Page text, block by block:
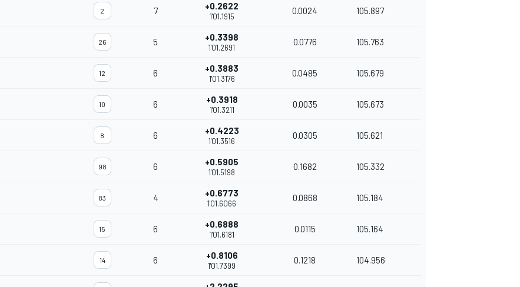
2 7 +0.2622
1'01.1915
0.0024 105.897
26 5 +0.3398
1'01.2691
0.0776 105.763
12 6 +0.3883
1'01.3176
0.0485 105.679
10 6 +0.3918
1'01.3211
0.0035 105.673
8 6 +0.4223
1'01.3516
0.0305 105.621
98 6 +0.5905
1'01.5198
0.1682 105.332
83 4 +0.6773
1'01.6066
0.0868 105.184
15 6 +0.6888
1'01.6181
0.0115 105.164
14 6 +0.8106
1'01.7399
0.1218 104.956